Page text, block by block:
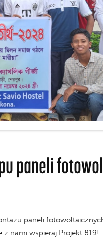
paneli
paneli
z nami wspieraj Projekt 819!